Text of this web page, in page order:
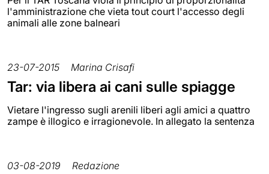
l'amministrazione che vieta tout court l'accesso degli
animali alle zone balneari
23-07-2015 Marina Crisafi
Tar: via libera ai cani sulle spiagge
Vietare l'ingresso sugli arenili liberi agli amici a quattro
zampe è illogico e irragionevole. In allegato la sentenza
03-08-2019 Redazione